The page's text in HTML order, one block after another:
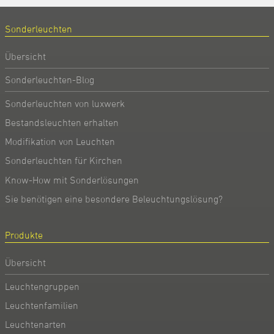
Sonderleuchten
Übersicht
Sonderleuchten-Blog
Sonderleuchten von luxwerk
Bestandsleuchten erhalten
Modifikation von Leuchten
Sonderleuchten für Kirchen
Know-How mit Sonderlösungen
Sie benötigen eine besondere Beleuchtungslösung?
Produkte
Übersicht
Leuchtengruppen
Leuchtenfamilien
Leuchtenarten